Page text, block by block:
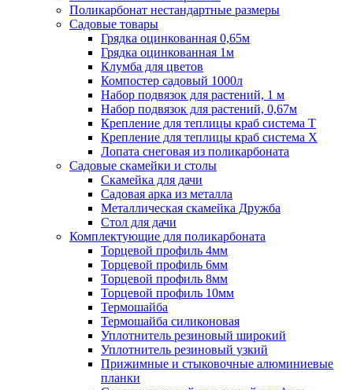
Поликарбонат нестандартные размеры
Садовые товары
Грядка оцинкованная 0,65м
Грядка оцинкованная 1м
Клумба для цветов
Компостер садовый 1000л
Набор подвязок для растений, 1 м
Набор подвязок для растений, 0,67м
Крепление для теплицы краб система Т
Крепление для теплицы краб система Х
Лопата снеговая из поликарбоната
Садовые скамейки и столы
Скамейка для дачи
Садовая арка из металла
Металлическая скамейка Дружба
Стол для дачи
Комплектующие для поликарбоната
Торцевой профиль 4мм
Торцевой профиль 6мм
Торцевой профиль 8мм
Торцевой профиль 10мм
Термошайба
Термошайба силиконовая
Уплотнитель резиновый широкий
Уплотнитель резиновый узкий
Прижимные и стыковочные алюминиевые
планки